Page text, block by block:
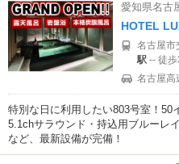
愛知県名古
HOTEL
名古屋市
駅 -- 徒
名古屋高
特別な日に利用したい803号室！50
5.1chサラウンド・持込用ブルーレ
など、最新設備が完備！